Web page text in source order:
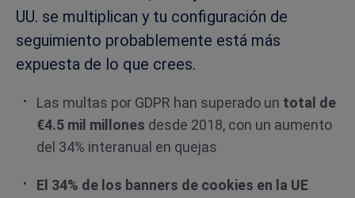
UU. se multiplican y tu configuración de
seguimiento probablemente está más
expuesta de lo que crees.
Las multas por GDPR han superado un total de
€4.5 mil millones desde 2018, con un aumento
del 34% interanual en quejas
El 34% de los banners de cookies en la UE